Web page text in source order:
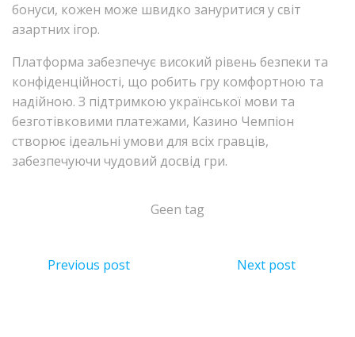
бонуси, кожен може швидко зануритися у світ
азартних ігор.
Платформа забезпечує високий рівень безпеки та
конфіденційності, що робить гру комфортною та
надійною. З підтримкою української мови та
безготівковими платежами, Казино Чемпіон
створює ідеальні умови для всіх гравців,
забезпечуючи чудовий досвід гри.
Geen tag
Previous post Next post